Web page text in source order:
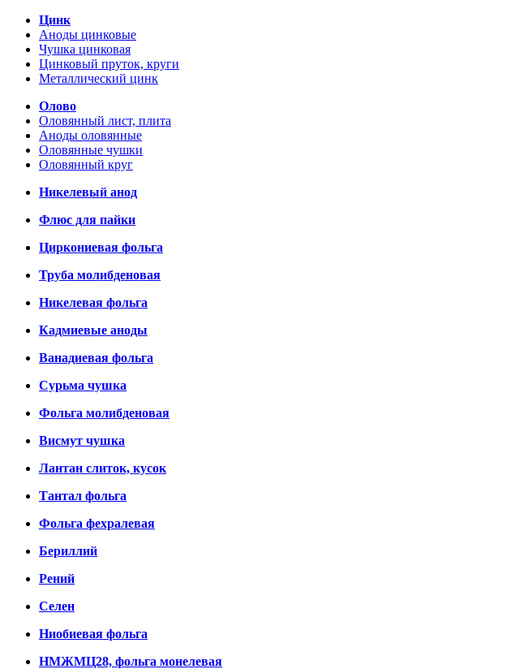
Цинк
Аноды цинковые
Чушка цинковая
Цинковый пруток, круги
Металлический цинк
Олово
Оловянный лист, плита
Аноды оловянные
Оловянные чушки
Оловянный круг
Никелевый анод
Флюс для пайки
Циркониевая фольга
Труба молибденовая
Никелевая фольга
Кадмиевые аноды
Ванадиевая фольга
Сурьма чушка
Фольга молибденовая
Висмут чушка
Лантан слиток, кусок
Тантал фольга
Фольга фехралевая
Бериллий
Рений
Селен
Ниобиевая фольга
НМЖМЦ28, фольга монелевая